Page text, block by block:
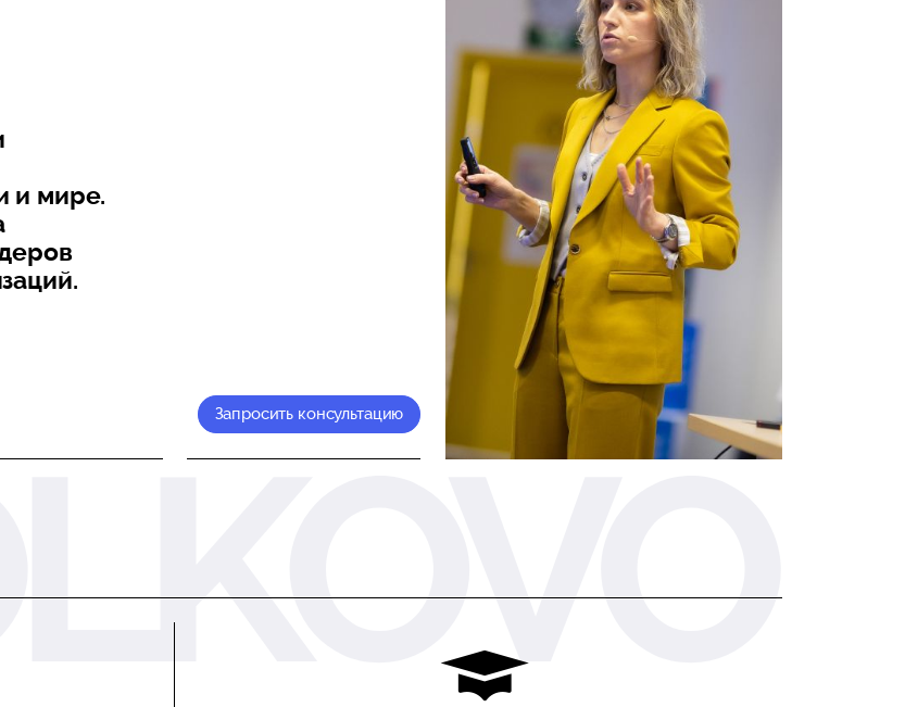
и мире.
Запросить консультацию